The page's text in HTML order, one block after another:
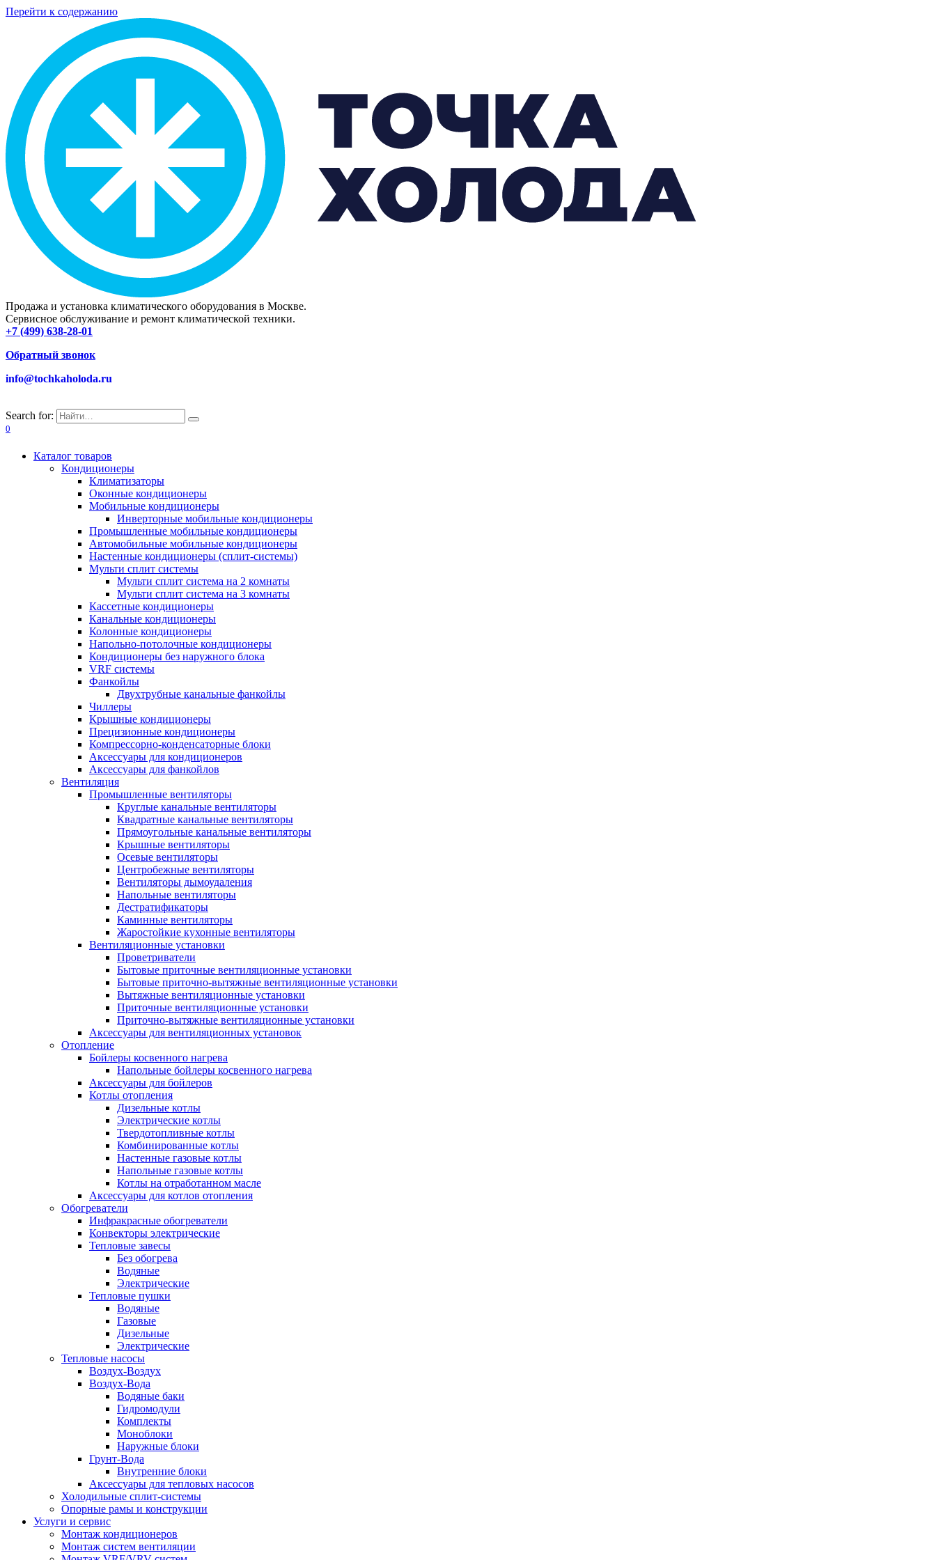
Перейти к содержанию
Продажа и установка климатического оборудования в Москве.
Сервисное обслуживание и ремонт климатической техники.
+7 (499) 638-28-01
Обратный звонок
info@tochkaholoda.ru
Search for:
0
Каталог товаров
Кондиционеры
Климатизаторы
Оконные кондиционеры
Мобильные кондиционеры
Инверторные мобильные кондиционеры
Промышленные мобильные кондиционеры
Автомобильные мобильные кондиционеры
Настенные кондиционеры (сплит-системы)
Мульти сплит системы
Мульти сплит система на 2 комнаты
Мульти сплит система на 3 комнаты
Кассетные кондиционеры
Канальные кондиционеры
Колонные кондиционеры
Напольно-потолочные кондиционеры
Кондиционеры без наружного блока
VRF системы
Фанкойлы
Двухтрубные канальные фанкойлы
Чиллеры
Крышные кондиционеры
Прецизионные кондиционеры
Компрессорно-конденсаторные блоки
Аксессуары для кондиционеров
Аксессуары для фанкойлов
Вентиляция
Промышленные вентиляторы
Круглые канальные вентиляторы
Квадратные канальные вентиляторы
Прямоугольные канальные вентиляторы
Крышные вентиляторы
Осевые вентиляторы
Центробежные вентиляторы
Вентиляторы дымоудаления
Напольные вентиляторы
Дестратификаторы
Каминные вентиляторы
Жаростойкие кухонные вентиляторы
Вентиляционные установки
Проветриватели
Бытовые приточные вентиляционные установки
Бытовые приточно-вытяжные вентиляционные установки
Вытяжные вентиляционные установки
Приточные вентиляционные установки
Приточно-вытяжные вентиляционные установки
Аксессуары для вентиляционных установок
Отопление
Бойлеры косвенного нагрева
Напольные бойлеры косвенного нагрева
Аксессуары для бойлеров
Котлы отопления
Дизельные котлы
Электрические котлы
Твердотопливные котлы
Комбинированные котлы
Настенные газовые котлы
Напольные газовые котлы
Котлы на отработанном масле
Аксессуары для котлов отопления
Обогреватели
Инфракрасные обогреватели
Конвекторы электрические
Тепловые завесы
Без обогрева
Водяные
Электрические
Тепловые пушки
Водяные
Газовые
Дизельные
Электрические
Тепловые насосы
Воздух-Воздух
Воздух-Вода
Водяные баки
Гидромодули
Комплекты
Моноблоки
Наружные блоки
Грунт-Вода
Внутренние блоки
Аксессуары для тепловых насосов
Холодильные сплит-системы
Опорные рамы и конструкции
Услуги и сервис
Монтаж кондиционеров
Монтаж систем вентиляции